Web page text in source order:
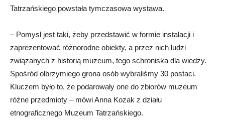
Tatrzańskiego powstała tymczasowa wystawa.
– Pomysł jest taki, żeby przedstawić w formie instalacji i
zaprezentować różnorodne obiekty, a przez nich ludzi
związanych z historią muzeum, tego schroniska dla wiedzy.
Spośród olbrzymiego grona osób wybraliśmy 30 postaci.
Kluczem było to, że podarowały one do zbiorów muzeum
różne przedmioty – mówi Anna Kozak z działu
etnograficznego Muzeum Tatrzańskiego.